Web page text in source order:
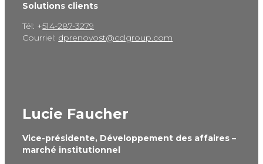
Solutions clients
Tél: +514-287-3279
Courriel: dprenovost@cclgroup.com
Lucie Faucher
Vice-présidente, Développement des affaires –
marché institutionnel